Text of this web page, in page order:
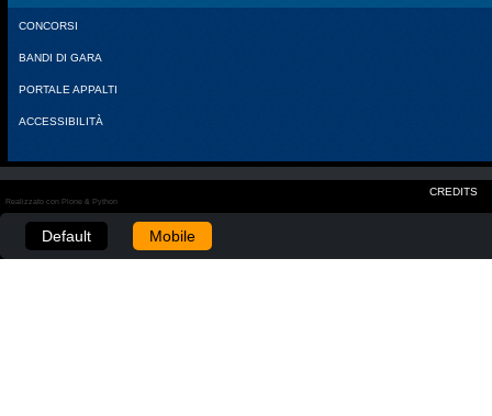
CONCORSI
BANDI DI GARA
PORTALE APPALTI
ACCESSIBILITÀ
CREDITS
Realizzato con Plone & Python
Default Mobile